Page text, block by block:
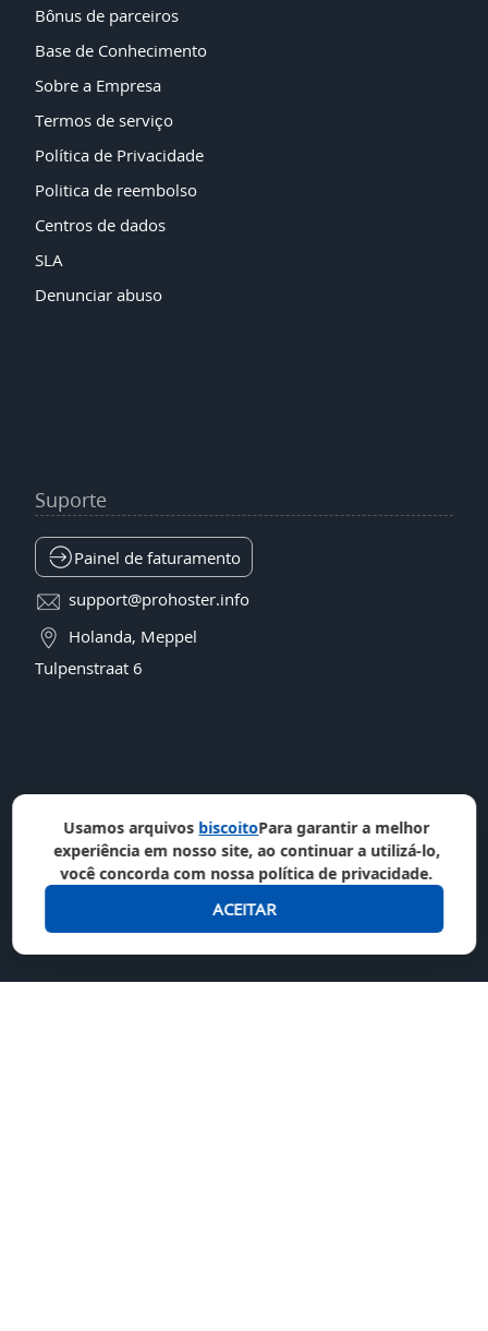
Bônus de parceiros
Base de Conhecimento
Sobre a Empresa
Termos de serviço
Política de Privacidade
Politica de reembolso
Centros de dados
SLA
Denunciar abuso
Suporte
Painel de faturamento
support@prohoster.info
Holanda, Meppel
Tulpenstraat 6
Usamos arquivos biscoitoPara garantir a melhor
experiência em nosso site, ao continuar a utilizá-lo,
você concorda com nossa política de privacidade.
ACEITAR